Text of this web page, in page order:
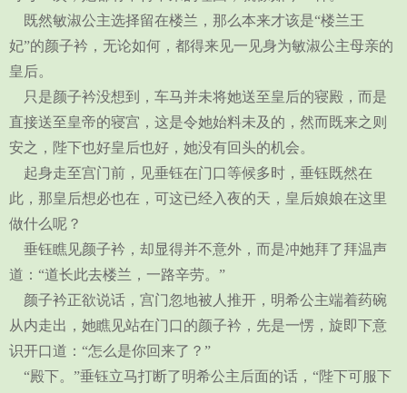
既然敏淑公主选择留在楼兰，那么本来才该是“楼兰王
妃”的颜子衿，无论如何，都得来见一见身为敏淑公主母亲的
皇后。
只是颜子衿没想到，车马并未将她送至皇后的寝殿，而是
直接送至皇帝的寝宫，这是令她始料未及的，然而既来之则
安之，陛下也好皇后也好，她没有回头的机会。
起身走至宫门前，见垂钰在门口等候多时，垂钰既然在
此，那皇后想必也在，可这已经入夜的天，皇后娘娘在这里
做什么呢？
垂钰瞧见颜子衿，却显得并不意外，而是冲她拜了拜温声
道：“道长此去楼兰，一路辛劳。”
颜子衿正欲说话，宫门忽地被人推开，明希公主端着药碗
从内走出，她瞧见站在门口的颜子衿，先是一愣，旋即下意
识开口道：“怎么是你回来了？”
“殿下。”垂钰立马打断了明希公主后面的话，“陛下可服下